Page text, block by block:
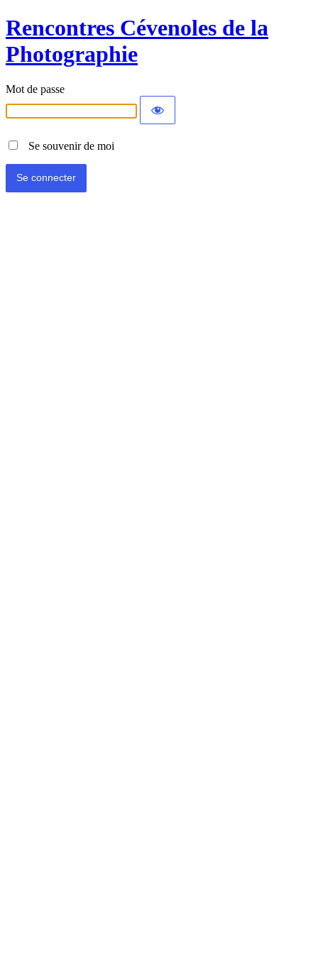
Rencontres Cévenoles de la
Photographie
Mot de passe
Se souvenir de moi